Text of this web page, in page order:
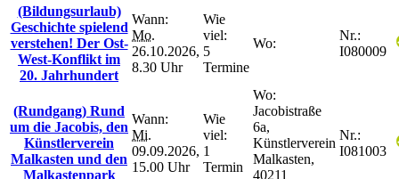
(Bildungsurlaub)
Geschichte spielend
verstehen! Der Ost-
West-Konflikt im
20. Jahrhundert
Wann:
Mo.
26.10.2026,
8.30 Uhr
Wie
viel:
5
Termine
Wo:
Nr.:
I080009
(Rundgang) Rund
um die Jacobis, den
Künstlerverein
Malkasten und den
Malkastenpark
Wann:
Mi.
09.09.2026,
15.00 Uhr
Wie
viel:
1
Termin
Wo:
Jacobistraße
6a,
Künstlerverein
Malkasten,
40211
Nr.:
I081003